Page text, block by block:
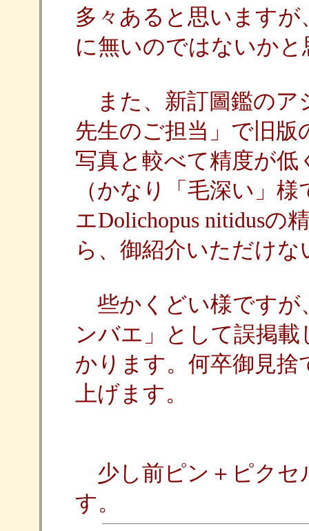
多々あると思います
に無いのではないかと
また、新訂圖鑑のア
先生のご担当」で旧
写真と較べて精度が
（かなり「毛深い」
エDolichopus nitidusの
ら、御紹介いただけ
些かくどい様ですが
ンバエ」として誤掲
かります。何卒御見捨
上げます。
少し前ピン＋ピクセ
す。